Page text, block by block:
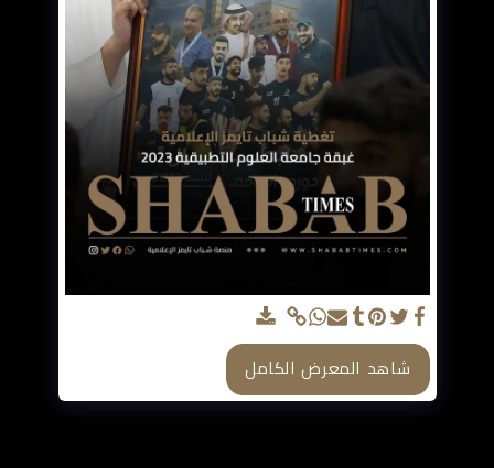
شاهد المعرض الكامل